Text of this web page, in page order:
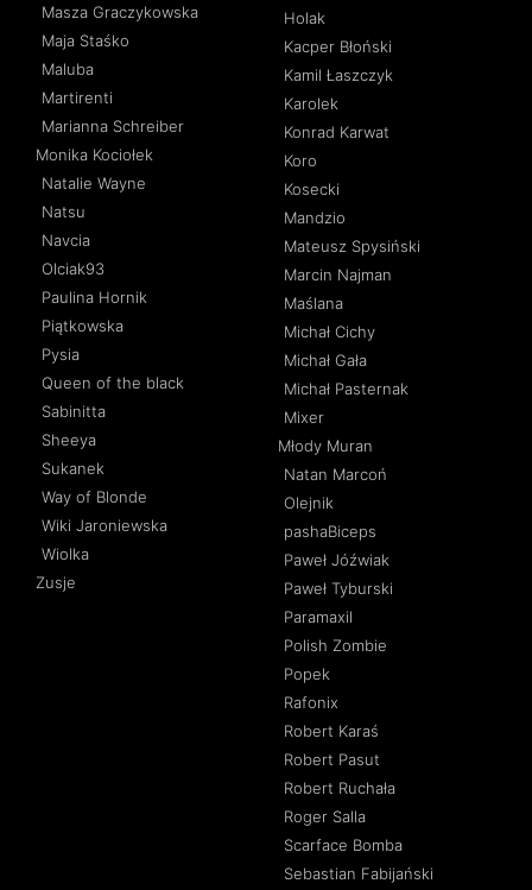
Masza Graczykowska
Maja Staśko
Maluba
Martirenti
Marianna Schreiber
Monika Kociołek
Natalie Wayne
Natsu
Navcia
Olciak93
Paulina Hornik
Piątkowska
Pysia
Queen of the black
Sabinitta
Sheeya
Sukanek
Way of Blonde
Wiki Jaroniewska
Wiolka
Zusje
Holak
Kacper Błoński
Kamil Łaszczyk
Karolek
Konrad Karwat
Koro
Kosecki
Mandzio
Mateusz Spysiński
Marcin Najman
Maślana
Michał Cichy
Michał Gała
Michał Pasternak
Mixer
Młody Muran
Natan Marcoń
Olejnik
pashaBiceps
Paweł Jóźwiak
Paweł Tyburski
Paramaxil
Polish Zombie
Popek
Rafonix
Robert Karaś
Robert Pasut
Robert Ruchała
Roger Salla
Scarface Bomba
Sebastian Fabijański